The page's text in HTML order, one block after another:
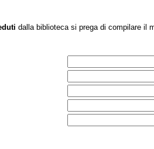
dalla biblioteca si prega di compilare il